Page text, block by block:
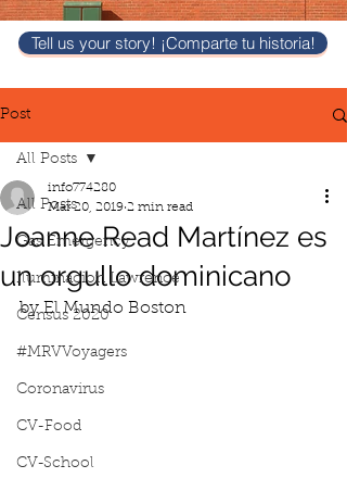
Tell us your story! ¡Comparte tu historia!
Post
All Posts
Gas Emergency
Iluminacion Lawrence
Census 2020
#MRVVoyagers
Coronavirus
CV-Food
CV-School
All Posts
Joanne Read Martínez es
un orgullo dominicano
info774280
Mar 20, 2019 2 min read
by El Mundo Boston